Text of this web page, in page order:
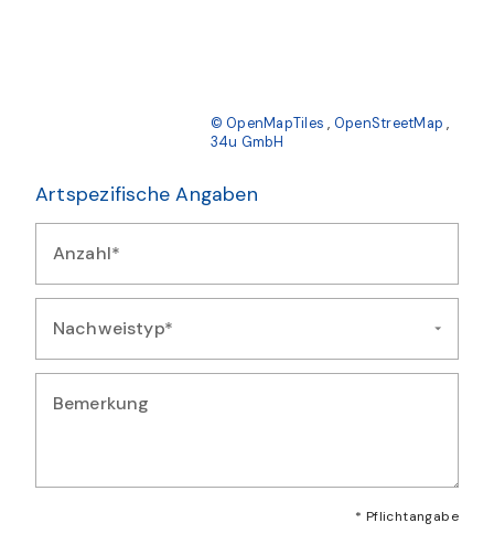
© OpenMapTiles , OpenStreetMap ,
34u GmbH
Artspezifische Angaben
Anzahl*
Geben Sie die Anzahl der beobachteten Exemplare ein
Nachweistyp*
Wählen Sie die Art des Nachweises für diese Beobachtung
Bemerkung
* Pflichtangabe